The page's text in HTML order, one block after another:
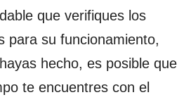
que verifiques los
para su funcionamiento,
hecho, es posible que
te encuentres con el